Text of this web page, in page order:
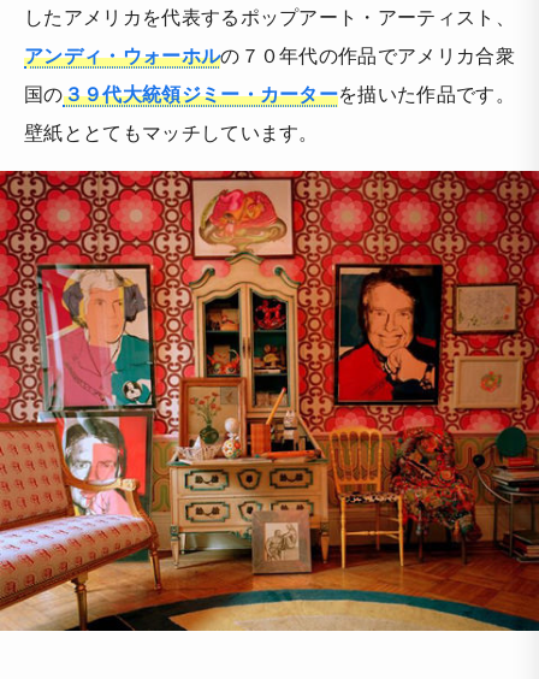
したアメリカを代表するポップアート・アーティスト、
アンディ・ウォーホルの７０年代の作品でアメリカ合衆
国の３９代大統領ジミー・カーターを描いた作品です。
壁紙ととてもマッチしています。